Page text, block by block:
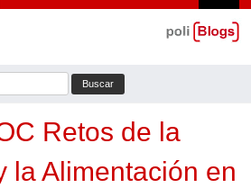
Retos de la
la Alimentación en